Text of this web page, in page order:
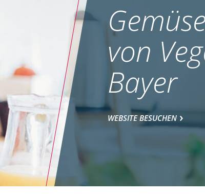
von
Bayer
WEBSITE BESUCHEN